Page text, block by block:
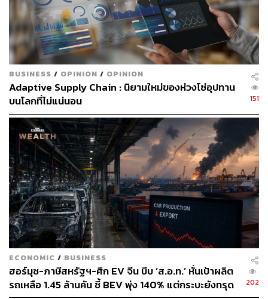
BUSINESS / OPINION / OPINION
Adaptive Supply Chain : นิยามใหม่ของห่วงโซ่อุปทาน
บนโลกที่ไม่แน่นอน
151
ECONOMIC / BUSINESS
ฮอร์มุซ-ภาษีสหรัฐฯ-ศึก EV จีน บีบ ‘ส.อ.ท.’ หั่นเป้าผลิต
รถเหลือ 1.45 ล้านคัน ชี้ BEV พุ่ง 140% แต่กระบะยังทรุด
202